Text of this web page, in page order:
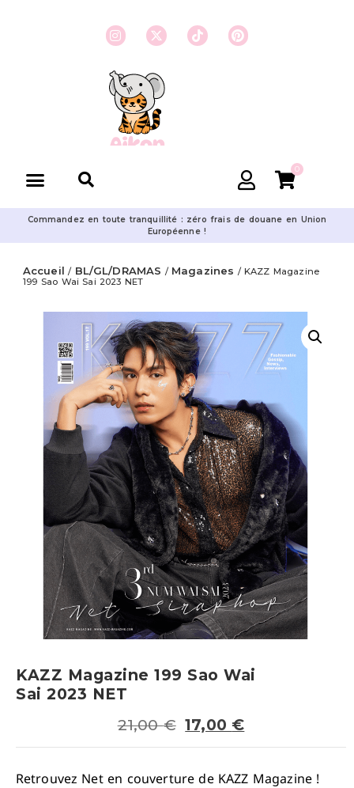
0
Commandez en toute tranquillité : zéro frais de douane en Union
Européenne !
Accueil / BL/GL/DRAMAS / Magazines / KAZZ Magazine
199 Sao Wai Sai 2023 NET
KAZZ Magazine 199 Sao Wai
Sai 2023 NET
21,00€ 17,00 €
Retrouvez Net en couverture de KAZZ Magazine !